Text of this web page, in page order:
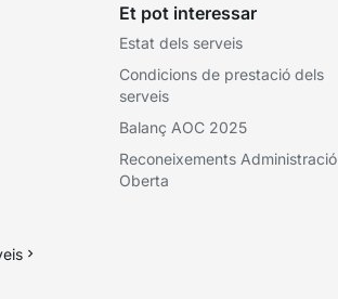
Et pot interessar
Estat dels serveis
Condicions de prestació dels
serveis
Balanç AOC 2025
Reconeixements Administració
Oberta